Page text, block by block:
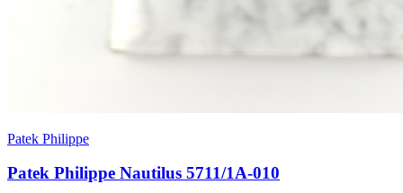
Patek Philippe
Patek Philippe Nautilus 5711/1A-010